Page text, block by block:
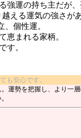
強運の持ち主だが
える運気の強さがあ
、個性運。
恵まれる家柄。
す。
も安心です。
運勢を把握し、より一